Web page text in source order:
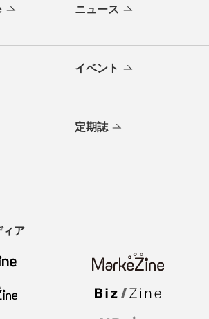
ニュース
イベント
定期誌
ア